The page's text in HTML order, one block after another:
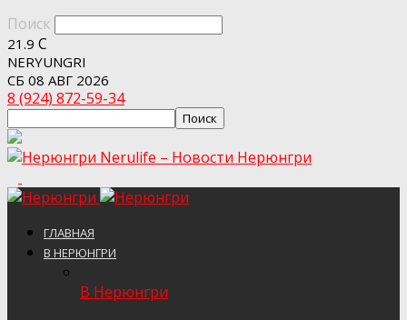
Поиск
21.9 C
NERYUNGRI
СБ 08 АВГ 2026
8 (924) 872-59-34
Nerulife – Новости Нерюнгри
ГЛАВНАЯ
В НЕРЮНГРИ
В Нерюнгри